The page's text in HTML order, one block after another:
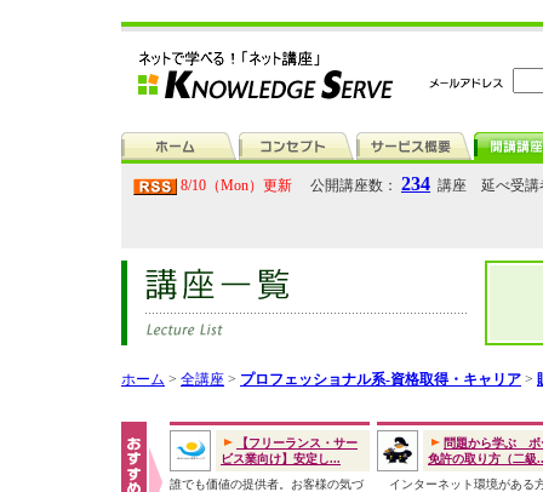
8/10（Mon）更新 公開講座数： 234 講座 延べ受講
ホーム > 全講座 > プロフェッショナル系-資格取得・キャリア >
【フリーランス・サー
ビス業向け】安定し...
誰でも価値の提供者。お客様の気づ
問題から学ぶ ボ
免許の取り方（二級
インターネット環境がある